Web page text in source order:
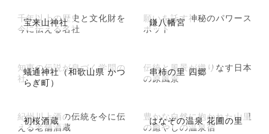
宝来山神社
千年以上の歴史と文化財を
今に伝える名社
鎌八幡宮
願いを託す神秘のパワース
ポット
蟻通神社（和歌山県 かつ
らぎ町）
知恵の伝説が息づく学問の
社
串柿の里 四郷
伝統と風景が織りなす日本
の原風景
初桜酒蔵
紀州川上酒の伝統を今に伝
える老舗酒蔵
はなぞの温泉 花圃の里
豊かな自然に抱かれた山里
の癒やしの温泉宿